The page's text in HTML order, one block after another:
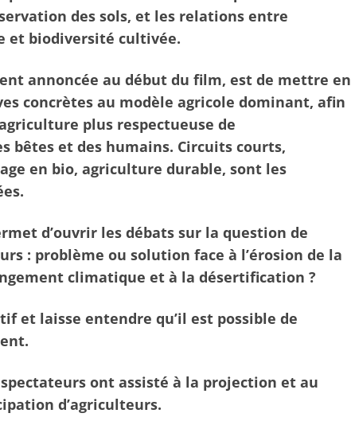
des sols, et les relations entre
et biodiversité cultivée.
annoncée au début du film, est de mettre en
concrètes au modèle agricole dominant, afin
plus respectueuse de
bêtes et des humains. Circuits courts,
en bio, agriculture durable, sont les
d’ouvrir les débats sur la question de
: problème ou solution face à l’érosion de la
climatique et à la désertification ?
et laisse entendre qu’il est possible de
ont assisté à la projection et au
d’agriculteurs.